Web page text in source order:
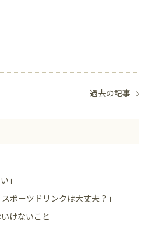
過去の記事
」
ポーツドリンクは大丈夫？」
けないこと